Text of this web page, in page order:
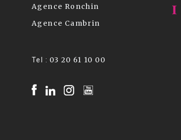
Agence Ronchin
Agence Cambrin
Tel : 03 20 61 10 00